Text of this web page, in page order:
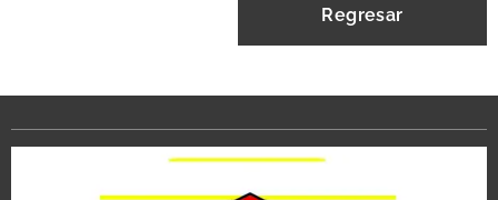
Regresar